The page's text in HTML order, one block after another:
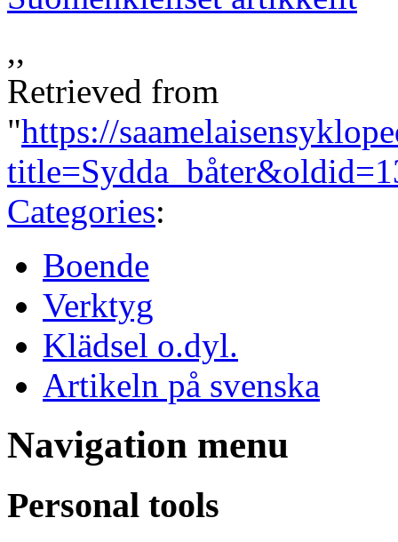
,,
Retrieved from
"https://
Categories:
Boende
Verktyg
Klädsel o.dyl.
Artikeln på svenska
Navigation menu
Personal tools